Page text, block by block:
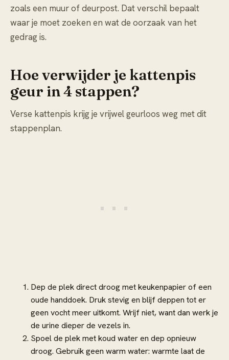
zoals een muur of deurpost. Dat verschil bepaalt
waar je moet zoeken en wat de oorzaak van het
gedrag is.
Hoe verwijder je kattenpis
geur in 4 stappen?
Verse kattenpis krijg je vrijwel geurloos weg met dit
stappenplan.
Dep de plek direct droog met keukenpapier of een
oude handdoek. Druk stevig en blijf deppen tot er
geen vocht meer uitkomt. Wrijf niet, want dan werk je
de urine dieper de vezels in.
Spoel de plek met koud water en dep opnieuw
droog. Gebruik geen warm water: warmte laat de